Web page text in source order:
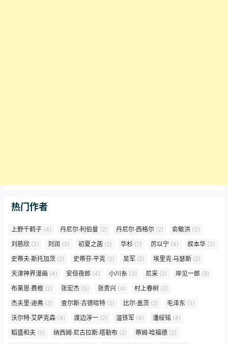
热门作者
上野千鹤子 (4) 丹尼尔·利伯曼 (2) 丹尼尔·西格尔 (2) 俞敏洪 (3)
刘慈欣 (3) 刘润 (3) 初夏之菡 (2) 华杉 (7) 厉以宁 (4) 叔本华 (2)
史蒂夫·斯托加茨 (2) 史蒂芬·平克 (2) 吴军 (2) 埃里克·马瑟斯 (2)
天津神界漫画 (4) 安倍夜郎 (4) 小川糸 (3) 尼采 (2) 岸见一郎 (9)
布莱恩·费根 (2) 张宏杰 (3) 张贵兴 (4) 村上春树 (2)
杰夫里·迪弗 (2) 查尔斯·古德哈特 (2) 比尔·盖茨 (2) 毛泽东 (3)
沃尔特·艾萨克森 (4) 渡边淳一 (2) 温铁军 (4) 潘绥铭 (4)
稻盛和夫 (5) 纳西姆·尼古拉斯·塔勒布 (2) 蒂姆·哈福德 (2)